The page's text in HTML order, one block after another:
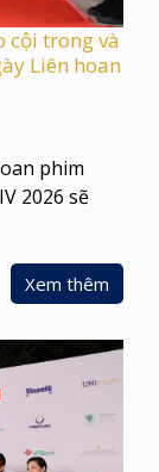
cội trong và
Liên hoan
phim
2026 sẽ
Xem thêm